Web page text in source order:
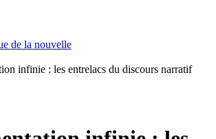
de la nouvelle
infinie : les entrelacs du discours narratif